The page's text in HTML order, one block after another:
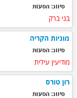
סיווג: הסעות
בני ברק
מוניות הקריה
סיווג: הסעות
מודיעין עילית
רון טורס
סיווג: הסעות